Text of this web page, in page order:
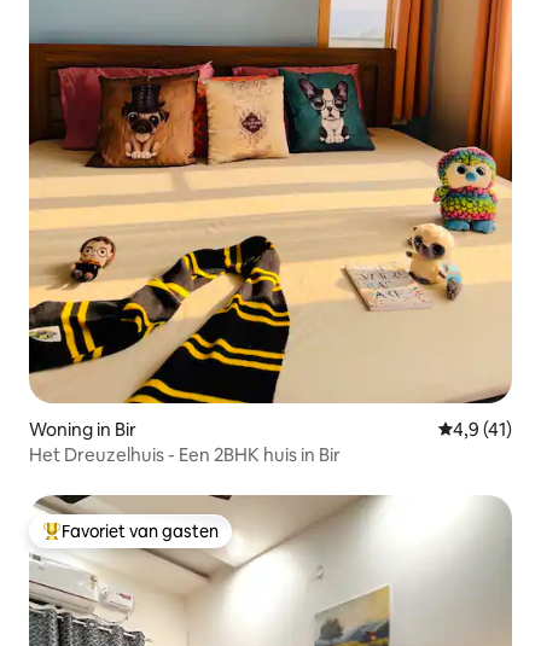
Woning in Bir
4,9 (41)
Het Dreuzelhuis - Een 2BHK huis in Bir
Topfavoriet van gasten
Favoriet van gasten